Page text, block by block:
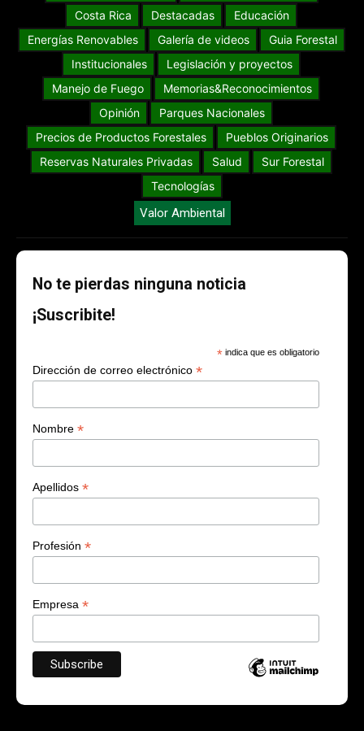
Costa Rica
Destacadas
Educación
Energías Renovables
Galería de videos
Guia Forestal
Institucionales
Legislación y proyectos
Manejo de Fuego
Memorias&Reconocimientos
Opinión
Parques Nacionales
Precios de Productos Forestales
Pueblos Originarios
Reservas Naturales Privadas
Salud
Sur Forestal
Tecnologías
Valor Ambiental
No te pierdas ninguna noticia
¡Suscribite!
* indica que es obligatorio
Dirección de correo electrónico *
Nombre *
Apellidos *
Profesión *
Empresa *